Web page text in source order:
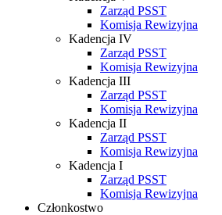
Zarząd PSST
Komisja Rewizyjna
Kadencja IV
Zarząd PSST
Komisja Rewizyjna
Kadencja III
Zarząd PSST
Komisja Rewizyjna
Kadencja II
Zarząd PSST
Komisja Rewizyjna
Kadencja I
Zarząd PSST
Komisja Rewizyjna
Członkostwo